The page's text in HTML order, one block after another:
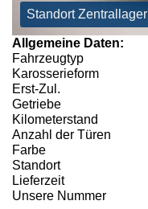
Standort Zentrallager
Allgemeine Daten:
Fahrzeugtyp
Karosserieform
Erst-Zul.
Getriebe
Kilometerstand
Anzahl der Türen
Farbe
Standort
Lieferzeit
Unsere Nummer